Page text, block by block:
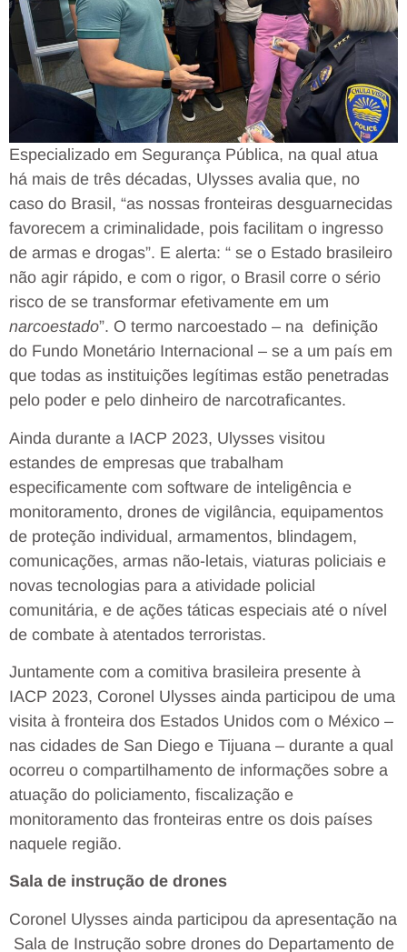
Especializado em Segurança Pública, na qual atua
há mais de três décadas, Ulysses avalia que, no
caso do Brasil, “as nossas fronteiras desguarnecidas
favorecem a criminalidade, pois facilitam o ingresso
de armas e drogas”. E alerta: “ se o Estado brasileiro
não agir rápido, e com o rigor, o Brasil corre o sério
risco de se transformar efetivamente em um
narcoestado”. O termo narcoestado – na definição
do Fundo Monetário Internacional – se a um país em
que todas as instituições legítimas estão penetradas
pelo poder e pelo dinheiro de narcotraficantes.
Ainda durante a IACP 2023, Ulysses visitou
estandes de empresas que trabalham
especificamente com software de inteligência e
monitoramento, drones de vigilância, equipamentos
de proteção individual, armamentos, blindagem,
comunicações, armas não-letais, viaturas policiais e
novas tecnologias para a atividade policial
comunitária, e de ações táticas especiais até o nível
de combate à atentados terroristas.
Juntamente com a comitiva brasileira presente à
IACP 2023, Coronel Ulysses ainda participou de uma
visita à fronteira dos Estados Unidos com o México –
nas cidades de San Diego e Tijuana – durante a qual
ocorreu o compartilhamento de informações sobre a
atuação do policiamento, fiscalização e
monitoramento das fronteiras entre os dois países
naquele região.
Sala de instrução de drones
Coronel Ulysses ainda participou da apresentação na
Sala de Instrução sobre drones do Departamento de